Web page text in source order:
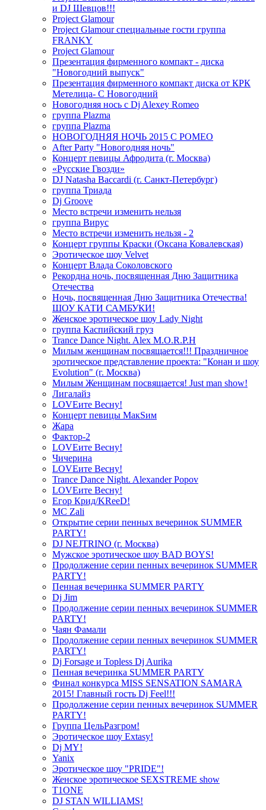
и DJ Шевцов!!!
Project Glamour
Project Glamour специальные гости группа
FRANKY
Project Glamour
Презентация фирменного компакт - диска
"Новогодний выпуск"
Презентация фирменного компакт диска от КРК
Метелица- С Новогодний
Новогодняя нось с Dj Alexey Romeo
группа Plazma
группа Plazma
НОВОГОДНЯЯ НОЧЬ 2015 C РОМЕО
After Party "Новогодняя ночь"
Концерт певицы Афродита (г. Москва)
«Русские Гвозди»
DJ Natasha Baccardi (г. Санкт-Петербург)
группа Триада
Dj Groove
Место встречи изменить нельзя
группа Вирус
Место встречи изменить нельзя - 2
Концерт группы Краски (Оксана Ковалевская)
Эротическое шоу Velvet
Концерт Влада Соколовского
Рекордна ночь, посвященная Дню Защитника
Отечества
Ночь, посвященная Дню Защитника Отечества!
ШОУ КАТИ САМБУКИ!
Женское эротическое шоу Lady Night
группа Каспийский груз
Trance Dance Night. Alex M.O.R.P.H
Милым женщинам посвящается!!! Праздничное
эротическое представление проекта: "Конан и шоу
Evolution" (г. Москва)
Милым Женщинам посвящается! Just man show!
Лигалайз
LOVEите Весну!
Концерт певицы МакSим
Жара
Фактор-2
LOVEите Весну!
Чичерина
LOVEите Весну!
Trance Dance Night. Alexander Popov
LOVEите Весну!
Егор Крид/KReeD!
MC Zali
Открытие серии пенных вечеринок SUMMER
PARTY!
DJ NEJTRINO (г. Москва)
Мужское эротическое шоу BAD BOYS!
Продолжение серии пенных вечеринок SUMMER
PARTY!
Пенная вечеринка SUMMER PARTY
Dj Jim
Продолжение серии пенных вечеринок SUMMER
PARTY!
Чаян Фамали
Продолжение серии пенных вечеринок SUMMER
PARTY!
Dj Forsage и Topless Dj Aurika
Пенная вечеринка SUMMER PARTY
Финал конкурса MISS SENSATION SAMARA
2015! Главный гость Dj Feel!!!
Продолжение серии пенных вечеринок SUMMER
PARTY!
Группа ЦельРазгром!
Эротическое шоу Extasy!
Dj MY!
Yanix
Эротическое шоу "PRIDE"!
Женское эротическое SEXSTREME show
T1ONE
DJ STAN WILLIAMS!